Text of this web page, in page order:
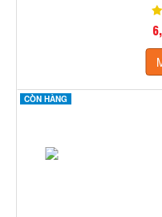
CÒN HÀNG